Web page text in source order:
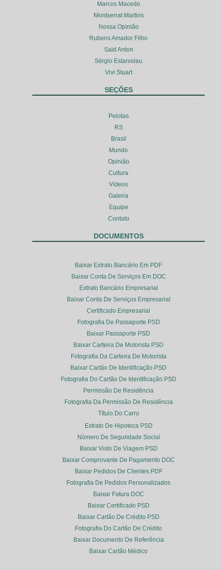
Marcos Macedo
Montserrat Martins
Nossa Opinião
Rubens Amador Filho
Said Anton
Sérgio Estanislau
Vivi Stuart
SEÇÕES
Pelotas
RS
Brasil
Mundo
Opinião
Cultura
Vídeos
Galeria
Equipe
Contato
DOCUMENTOS
Baixar Extrato Bancário Em PDF
Baixar Conta De Serviços Em DOC
Extrato Bancário Empresarial
Baixar Conta De Serviços Empresarial
Certificado Empresarial
Fotografia De Passaporte PSD
Baixar Passaporte PSD
Baixar Carteira De Motorista PSD
Fotografia Da Carteira De Motorista
Baixar Cartão De Identificação PSD
Fotografia Do Cartão De Identificação PSD
Permissão De Residência
Fotografia Da Permissão De Residência
Título Do Carro
Extrato De Hipoteca PSD
Número De Seguridade Social
Baixar Visto De Viagem PSD
Baixar Comprovante De Pagamento DOC
Baixar Pedidos De Clientes PDF
Fotografia De Pedidos Personalizados
Baixar Fatura DOC
Baixar Certificado PSD
Baixar Cartão De Crédito PSD
Fotografia Do Cartão De Crédito
Baixar Documento De Referência
Baixar Cartão Médico